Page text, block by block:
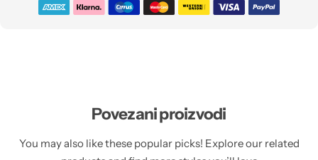
Povezani proizvodi
You may also like these popular picks! Explore our related